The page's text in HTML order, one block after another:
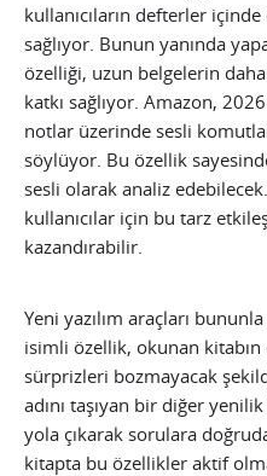
kullanıcıların defterler
sağlıyor. Bunun yanında
özelliği, uzun belgelerin daha
katkı sağlıyor. Amazon,
notlar üzerinde sesli
söylüyor. Bu özellik
sesli olarak analiz
kullanıcılar için bu tarz
kazandırabilir.
Yeni yazılım araçları
isimli özellik, okunan
sürprizleri bozmayacak
adını taşıyan bir diğer
yola çıkarak sorulara
kitapta bu özellikler aktif